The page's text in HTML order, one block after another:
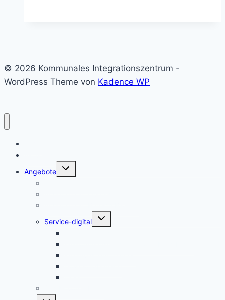
© 2026 Kommunales Integrationszentrum -
WordPress Theme von Kadence WP
Angebote
Untermenü
Service-digital
Untermenü